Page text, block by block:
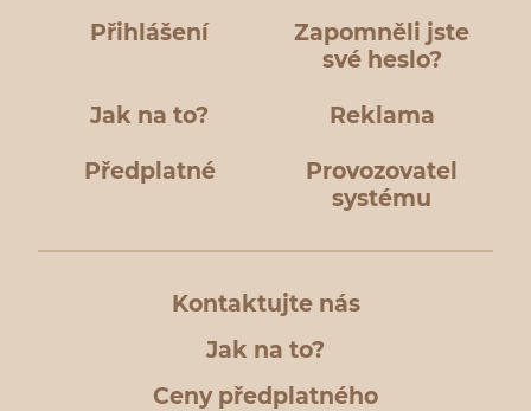
Přihlášení
Zapomněli jste
své heslo?
Jak na to? Reklama
Předplatné
Provozovatel
systému
Kontaktujte nás
Jak na to?
Ceny předplatného